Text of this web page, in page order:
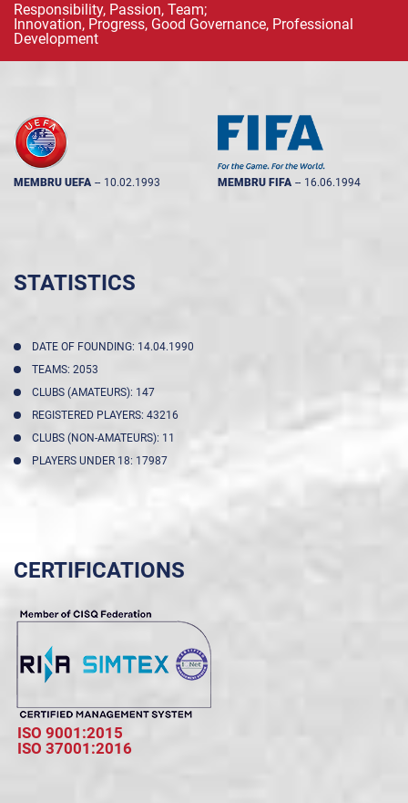
Responsibility, Passion, Team;
Innovation, Progress, Good Governance, Professional
Development
MEMBRU UEFA -- 10.02.1993 MEMBRU FIFA -- 16.06.1994
STATISTICS
DATE OF FOUNDING: 14.04.1990
TEAMS: 2053
CLUBS (AMATEURS): 147
REGISTERED PLAYERS: 43216
CLUBS (NON-AMATEURS): 11
PLAYERS UNDER 18: 17987
CERTIFICATIONS
ISO 9001:2015
ISO 37001:2016